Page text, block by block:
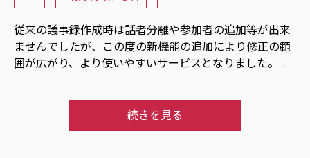
従来の議事録作成時は話者分離や参加者の追加等が出来
ませんでしたが、この度の新機能の追加により修正の範
囲が広がり、より使いやすいサービスとなりました。
て、内容をご確認ください。
続きを見る